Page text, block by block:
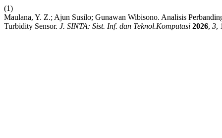
(1)
Maulana, Y. Z.; Ajun Susilo; Gunawan Wibisono. Analisis
Turbidity Sensor. J. SINTA: Sist. Inf. dan Teknol.Komputasi 2026, 3,